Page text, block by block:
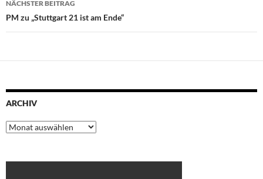
NÄCHSTER BEITRAG
PM zu „Stuttgart 21 ist am Ende“
ARCHIV
Archiv